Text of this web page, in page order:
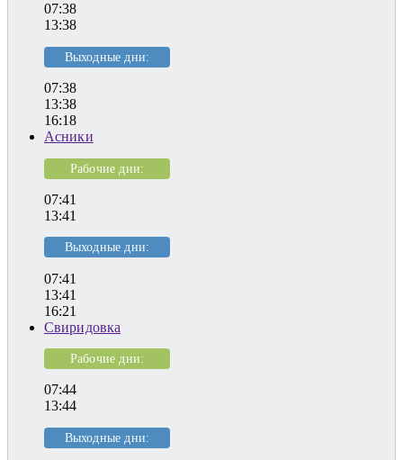
07:38
13:38
Выходные дни:
07:38
13:38
16:18
Асники
Рабочие дни:
07:41
13:41
Выходные дни:
07:41
13:41
16:21
Свиридовка
Рабочие дни:
07:44
13:44
Выходные дни: